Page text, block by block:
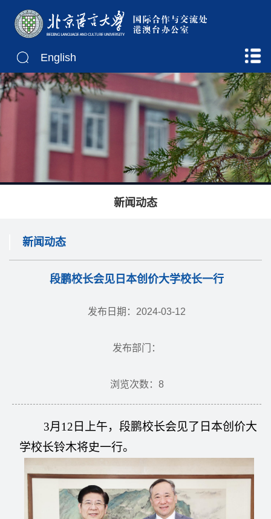
English
新闻动态
新闻动态
段鹏校长会见日本创价大学校长一行
发布日期：2024-03-12
发布部门：
浏览次数： 8
3月 12 日 上午，段鹏校长会见了日本创价大
学校长铃木将史一行。